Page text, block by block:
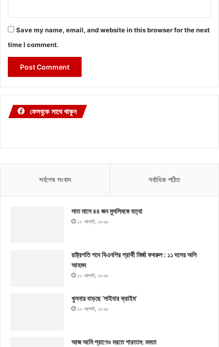
Save my name, email, and website in this browser for the next
time I comment.
ফেসবুকে সাথে থাকুন
সর্বশেষ সংবাদ সর্বাধিক পঠিত
সাত মাসে ৪৪ জন মুসলিমকে হত্যা
১০ আগস্ট, ২০২৬
রাষ্ট্রপতি পদে বিএনপির প্রার্থী মির্জা ফখরুল : ১১ দলের অলি
আহমদ
১০ আগস্ট, ২০২৬
খুলনায় বাড়ছে ‘সাইবার ক্রাইম’
১০ আগস্ট, ২০২৬
আজ আমি প্রাণেও মরতে পারতাম: মমতা